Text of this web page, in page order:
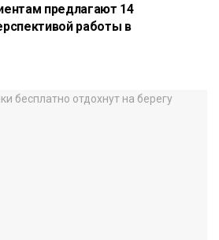
предлагают 14
работы в